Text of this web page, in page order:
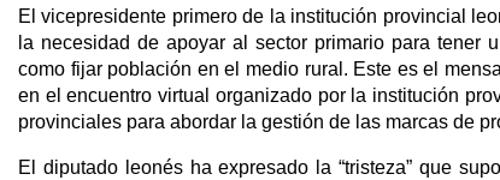
El vicepresidente primero de la institución provincial
la necesidad de apoyar al sector primario para tener
como fijar población en el medio rural. Este es el
en el encuentro virtual organizado por la institución
provinciales para abordar la gestión de las marcas de
El diputado leonés ha expresado la “tristeza” que